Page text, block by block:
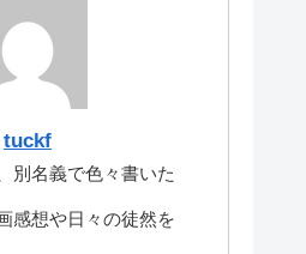
tuckf
別名義で色々書いた
感想や日々の徒然を